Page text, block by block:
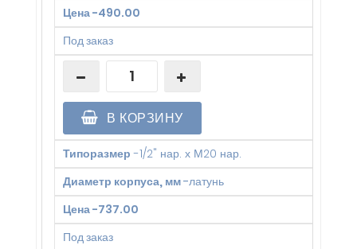
Цена-490.00
Под заказ
В КОРЗИНУ
Типоразмер -1/2" нар. х М20 нар.
Диаметр корпуса, мм-латунь
Цена-737.00
Под заказ